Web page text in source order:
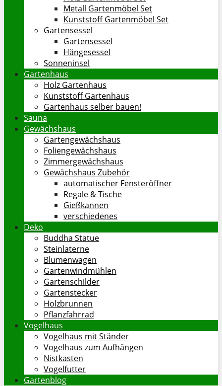
Metall Gartenmöbel Set
Kunststoff Gartenmöbel Set
Gartensessel
Gartensessel
Hängesessel
Sonneninsel
Gartenhaus
Holz Gartenhaus
Kunststoff Gartenhaus
Gartenhaus selber bauen!
Sauna
Gewächshaus
Gartengewächshaus
Foliengewächshaus
Zimmergewächshaus
Gewächshaus Zubehör
automatischer Fensteröffner
Regale & Tische
Gießkannen
verschiedenes
Deko
Buddha Statue
Steinlaterne
Blumenwagen
Gartenwindmühlen
Gartenschilder
Gartenstecker
Holzbrunnen
Pflanzfahrrad
Vogelhaus
Vogelhaus mit Ständer
Vogelhaus zum Aufhängen
Nistkasten
Vogelfutter
Gartenblog